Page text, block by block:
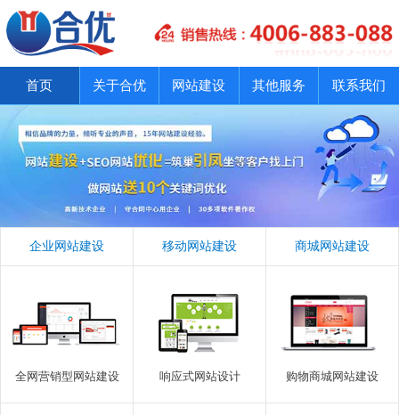
首页 关于合优 网站建设 其他服务 联系我们
企业网站建设 移动网站建设 商城网站建设
全网营销型网站建设 响应式网站设计 购物商城网站建设